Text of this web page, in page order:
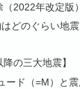
2022年改定版）
どのぐらい地
降の三大地震】
ード（=M）と